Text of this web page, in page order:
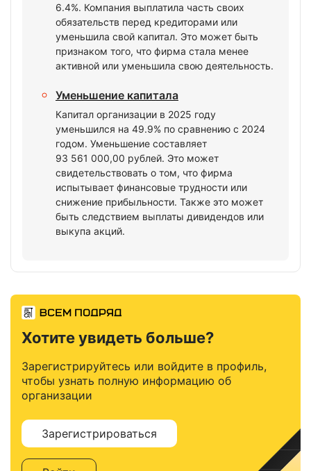
6.4%. Компания выплатила часть своих
обязательств перед кредиторами или
уменьшила свой капитал. Это может быть
признаком того, что фирма стала менее
активной или уменьшила свою деятельность.
Уменьшение капитала
Капитал организации в 2025 году
уменьшился на 49.9% по сравнению с 2024
годом. Уменьшение составляет
93 561 000,00 рублей. Это может
свидетельствовать о том, что фирма
испытывает финансовые трудности или
снижение прибыльности. Также это может
быть следствием выплаты дивидендов или
выкупа акций.
Хотите увидеть больше?
Зарегистрируйтесь или войдите в профиль,
чтобы узнать полную информацию об
организации
Зарегистрироваться